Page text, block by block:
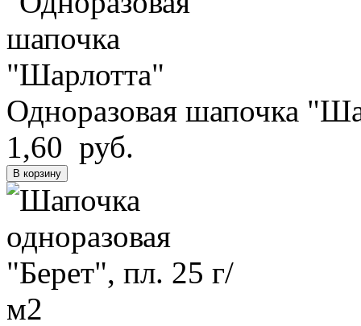
Одноразовая шапочка
1,60 руб.
В корзину